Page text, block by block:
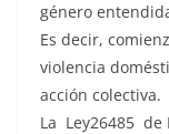
género
Es decir,
violencia
acción colectiva.
La Ley26485 de